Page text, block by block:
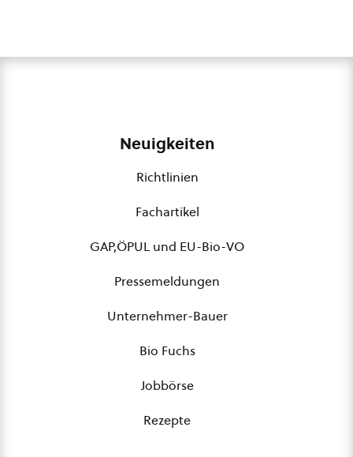
Neuigkeiten
Richtlinien
Fachartikel
GAP,ÖPUL und EU-Bio-VO
Pressemeldungen
Unternehmer-Bauer
Bio Fuchs
Jobbörse
Rezepte